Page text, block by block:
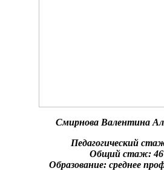
Смирнова Валентина
Педагогический
Общий стаж:46
Образование: среднее